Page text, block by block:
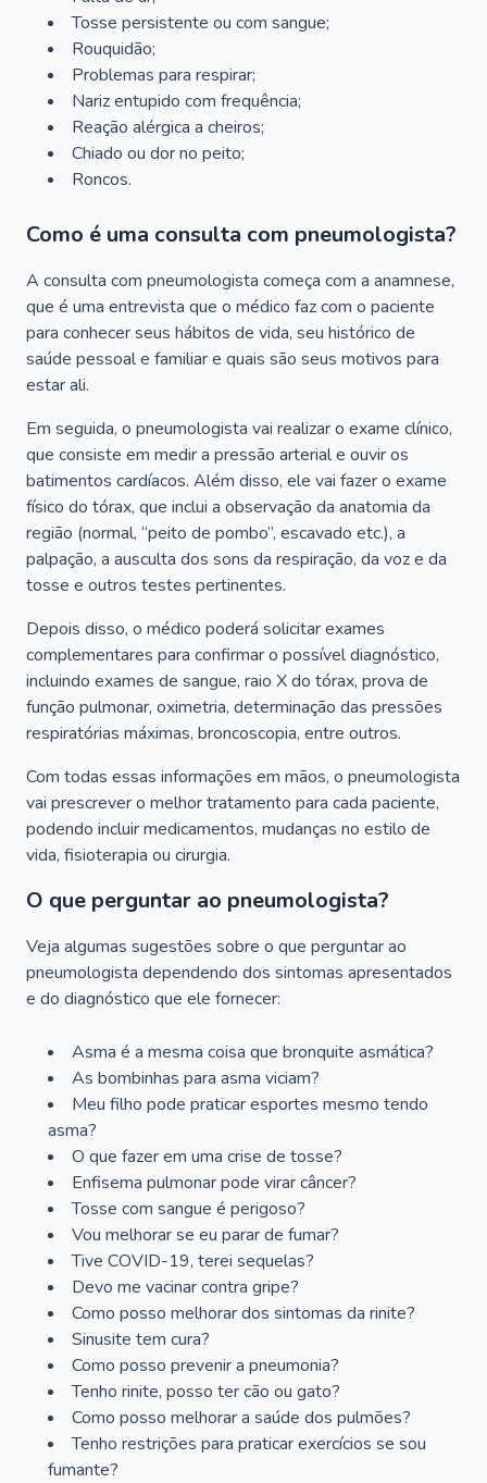
Tosse persistente ou com sangue;
Rouquidão;
Problemas para respirar;
Nariz entupido com frequência;
Reação alérgica a cheiros;
Chiado ou dor no peito;
Roncos.
Como é uma consulta com pneumologista?
A consulta com pneumologista começa com a anamnese,
que é uma entrevista que o médico faz com o paciente
para conhecer seus hábitos de vida, seu histórico de
saúde pessoal e familiar e quais são seus motivos para
estar ali.
Em seguida, o pneumologista vai realizar o exame clínico,
que consiste em medir a pressão arterial e ouvir os
batimentos cardíacos. Além disso, ele vai fazer o exame
físico do tórax, que inclui a observação da anatomia da
região (normal, “peito de pombo”, escavado etc.), a
palpação, a ausculta dos sons da respiração, da voz e da
tosse e outros testes pertinentes.
Depois disso, o médico poderá solicitar exames
complementares para confirmar o possível diagnóstico,
incluindo exames de sangue, raio X do tórax, prova de
função pulmonar, oximetria, determinação das pressões
respiratórias máximas, broncoscopia, entre outros.
Com todas essas informações em mãos, o pneumologista
vai prescrever o melhor tratamento para cada paciente,
podendo incluir medicamentos, mudanças no estilo de
vida, fisioterapia ou cirurgia.
O que perguntar ao pneumologista?
Veja algumas sugestões sobre o que perguntar ao
pneumologista dependendo dos sintomas apresentados
e do diagnóstico que ele fornecer:
Asma é a mesma coisa que bronquite asmática?
As bombinhas para asma viciam?
Meu filho pode praticar esportes mesmo tendo
asma?
O que fazer em uma crise de tosse?
Enfisema pulmonar pode virar câncer?
Tosse com sangue é perigoso?
Vou melhorar se eu parar de fumar?
Tive COVID-19, terei sequelas?
Devo me vacinar contra gripe?
Como posso melhorar dos sintomas da rinite?
Sinusite tem cura?
Como posso prevenir a pneumonia?
Tenho rinite, posso ter cão ou gato?
Como posso melhorar a saúde dos pulmões?
Tenho restrições para praticar exercícios se sou
fumante?